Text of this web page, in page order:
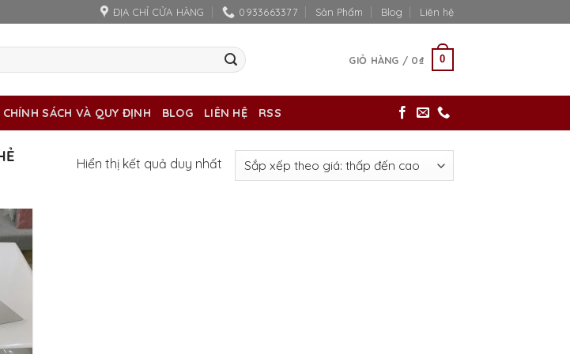
ĐỊA CHỈ CỬA HÀNG 0933663377 Sản Phẩm Blog Liên hệ
GIỎ HÀNG / 0₫ 0
CHÍNH SÁCH VÀ QUY ĐỊNH BLOG LIÊN HỆ RSS
Hiển thị kết quả duy nhất